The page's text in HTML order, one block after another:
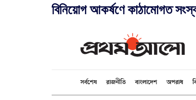
বিনিয়োগ আকর্ষণে কাঠামোগত